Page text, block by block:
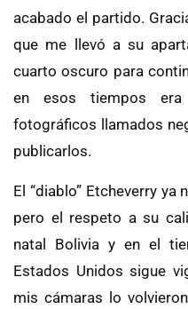
acabado el partido.
que me llevó a su
cuarto oscuro para
en esos tiempos
fotográficos llamados
publicarlos.
El “diablo” Etcheverry
pero el respeto a su
natal Bolivia y en el
Estados Unidos sigue
mis cámaras lo